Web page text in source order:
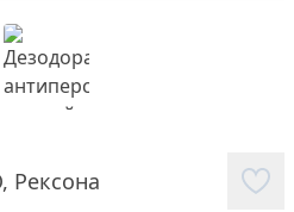
, Рексона